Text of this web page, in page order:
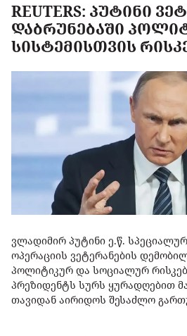
REUTERS: ᲞᲣᲢᲘᲜᲘ
ᲓᲐᲑᲠᲣᲜᲔᲑᲐᲨᲘ
ᲡᲘᲡᲢᲔᲛᲘᲡᲗᲕᲘᲡ
ვლადიმირ პუტინი ე.წ.
ოპერაციის ვეტერანების
პოლიტიკურ და სოციალურ
პრეზიდენტს სურს ყურადღებით
თავიდან აირიდოს შესაძლო